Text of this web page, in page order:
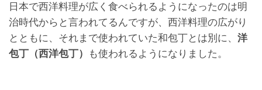
日本で西洋料理が広く食べられるようになったのは明
治時代からと言われてるんですが、西洋料理の広がり
とともに、それまで使われていた和包丁とは別に、 洋
包丁（西洋包丁）
も使われるようになりました。